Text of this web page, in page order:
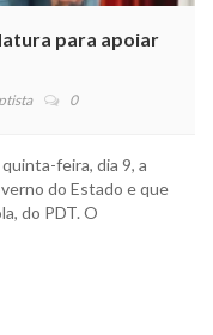
para apoiar
0
feira, dia 9, a
do Estado e que
do PDT. O